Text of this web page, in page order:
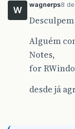
W
wagnerps8
Alguém
Notes,
for
desde já